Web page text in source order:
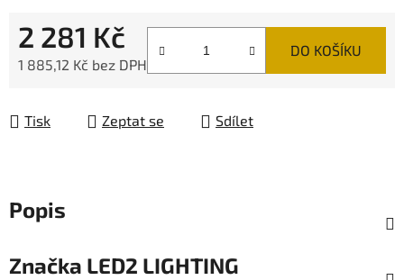
2 281 Kč
1 885,12 Kč bez DPH
DO KOŠÍKU
Tisk Zeptat se Sdílet
Popis
Značka LED2 LIGHTING